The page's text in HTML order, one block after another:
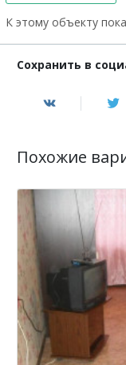
К этому объекту
Сохранить в
Похожие